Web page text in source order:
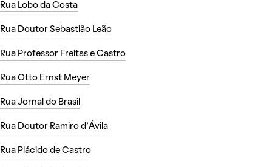
Rua Lobo da Costa
Rua Doutor Sebastião Leão
Rua Professor Freitas e Castro
Rua Otto Ernst Meyer
Rua Jornal do Brasil
Rua Doutor Ramiro d'Ávila
Rua Plácido de Castro